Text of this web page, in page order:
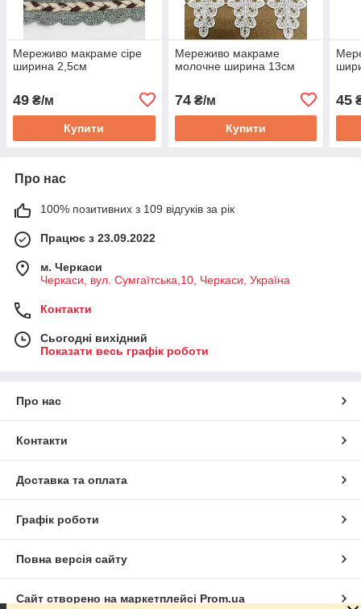
Мереживо макраме сіре
ширина 2,5см
49 ₴/м
Купити
Мереживо макраме
молочне ширина 13см
74₴/м
Купити
45
Про нас
100% позитивних з 109 відгуків за рік
Працює з 23.09.2022
м. Черкаси
Черкаси, вул. Сумгаїтська,10, Черкаси, Україна
Контакти
Сьогодні вихідний
Показати весь графік роботи
Про нас
Контакти
Доставка та оплата
Графік роботи
Повна версія сайту
Сайт створено на маркетплейсі Prom.ua